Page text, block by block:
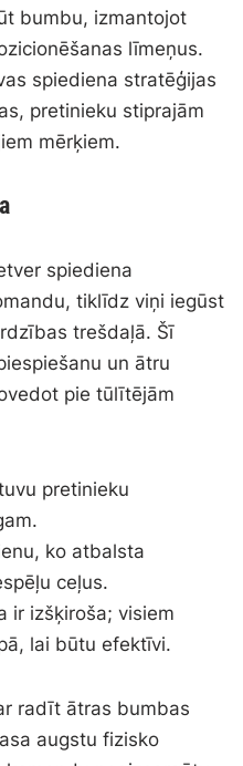
bumbu, izmantojot
līmeņus.
spiediena stratēģijas
pretinieku stiprajām
mērķiem.
spiediena
tiklīdz viņi iegūst
trešdaļā. Šī
un ātru
pie tūlītējām
pretinieku
ko atbalsta
ceļus.
ir izšķiroša; visiem
lai būtu efektīvi.
radīt ātras bumbas
augstu fizisko